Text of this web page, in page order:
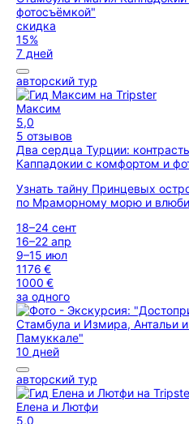
скидка
15%
7 дней
авторский тур
Максим
5,0
5 отзывов
Два сердца Турции:
Каппадокии с комфортом и
Узнать тайну Принцевых
по Мраморному морю и
18–24 сент
16–22 апр
9–15 июл
1176 €
1000 €
за одного
10 дней
авторский тур
Елена и Лютфи
5,0